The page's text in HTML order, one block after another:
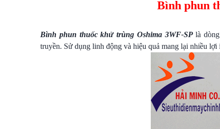
Bình phun
Bình phun thuốc khử trùng Oshima 3WF-SPlà dòng
truyền. Sử dụng linh động và hiệu quả mang lại nhiều